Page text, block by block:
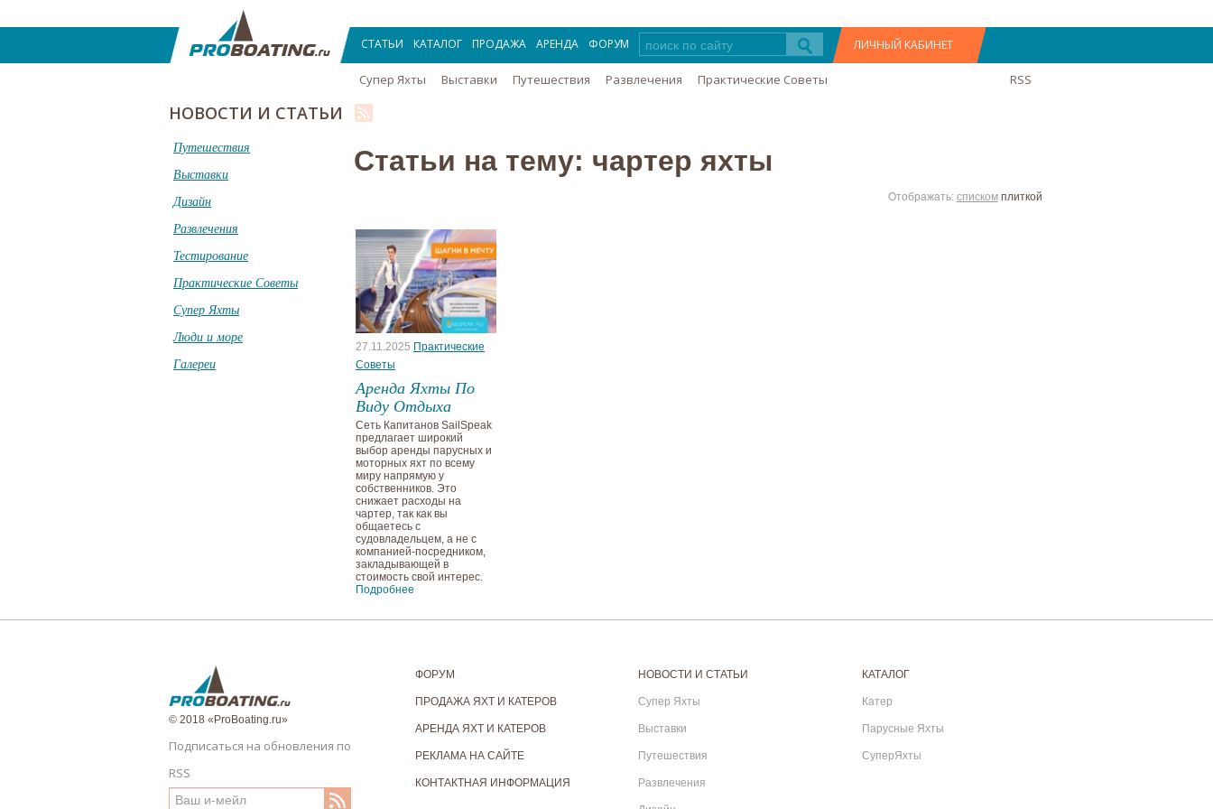
СТАТЬИ КАТАЛОГ ПРОДАЖА АРЕНДА ФОРУМ ЛИЧНЫЙ КАБИНЕТ
Супер Яхты Выставки Путешествия Развлечения Практические Советы RSS
НОВОСТИ И СТАТЬИ
Путешествия
Выставки
Дизайн
Развлечения
Тестирование
Практические Советы
Супер Яхты
Люди и море
Галереи
Статьи на тему: чартер яхты
Отображать: списком плиткой
27.11.2025 Практические
Советы
Аренда Яхты По
Виду Отдыха
Сеть Капитанов SailSpeak
предлагает широкий
выбор аренды парусных и
моторных яхт по всему
миру напрямую у
собственников. Это
снижает расходы на
чартер, так как вы
общаетесь с
судовладельцем, а не с
компанией-посредником,
закладывающей в
стоимость свой интерес.
Подробнее
© 2018 «ProBoating.ru»
Подписаться на обновления по
RSS
ФОРУМ
ПРОДАЖА ЯХТ И КАТЕРОВ
АРЕНДА ЯХТ И КАТЕРОВ
РЕКЛАМА НА САЙТЕ
КОНТАКТНАЯ ИНФОРМАЦИЯ
НОВОСТИ И СТАТЬИ
Супер Яхты
Выставки
Путешествия
Развлечения
КАТАЛОГ
Катер
Парусные Яхты
СуперЯхты